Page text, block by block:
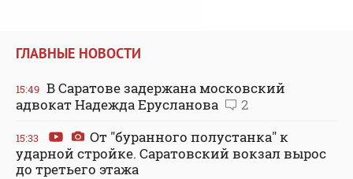
ГЛАВНЫЕ НОВОСТИ
15:49 В Саратове задержана московский
адвокат Надежда Ерусланова
2
15:33
От "буранного полустанка" к
ударной стройке. Саратовский вокзал вырос
до третьего этажа